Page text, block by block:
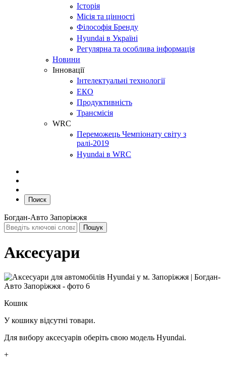
Історія
Місія та цінності
Філософія Бренду
Hyundai в Україні
Регулярна та особлива інформація
Новини
Інновації
Інтелектуальні технології
ЕКО
Продуктивність
Трансмісія
WRC
Переможець Чемпіонату світу з
ралі-2019
Hyundai в WRC
Поиск
Богдан-Авто Запоріжжя
Аксесуари
Кошик
У кошику відсутні товари.
Для вибору аксесуарів оберіть свою модель Hyundai.
+